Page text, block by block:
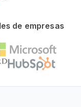
de empresas